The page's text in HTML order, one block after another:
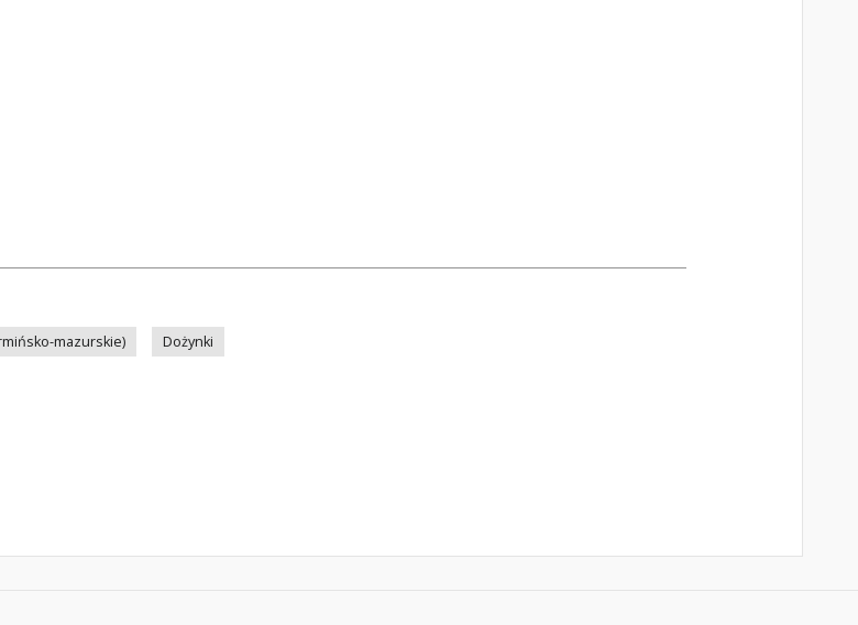
mazurskie) Dożynki